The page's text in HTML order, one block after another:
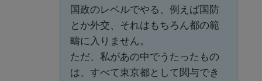
国政のレベルでやる、例えば国防
とか外交、それはもちろん都の範
疇に入りません。
ただ、私があの中でうたったもの
は、すべて東京都として関与でき